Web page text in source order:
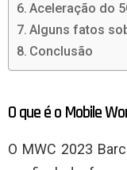
Aceleração do
Alguns fatos
Conclusão
O que é o Mobile
O MWC 2023